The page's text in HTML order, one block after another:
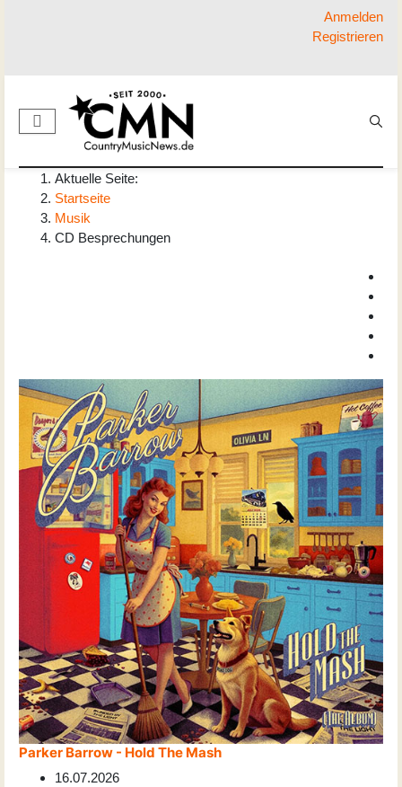
Anmelden
Registrieren
Aktuelle Seite:
Startseite
Musik
CD Besprechungen
Parker Barrow - Hold The Mash
16.07.2026